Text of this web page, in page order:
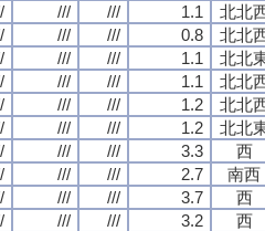
/// /// 1.1 北北
/// /// 0.8 北北
/// /// 1.1 北北
/// /// 1.1 北北
/// /// 1.2 北北
/// /// 1.2 北北
/// /// 3.3 西
/// /// 2.7 南西
/// /// 3.7 西
/// /// 3.2 西